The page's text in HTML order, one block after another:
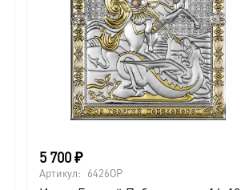
5 700₽
Артикул: 6426OP